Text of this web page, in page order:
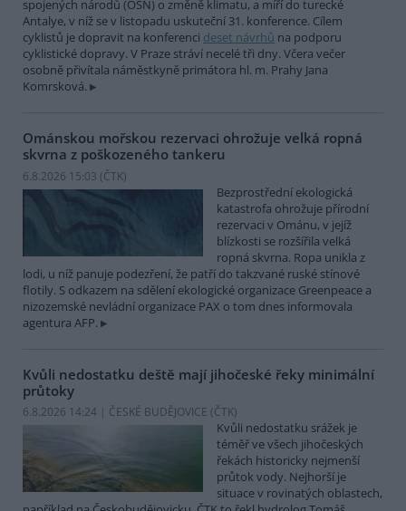
spojených národů (OSN) o změně klimatu, a míří do turecké
Antalye, v níž se v listopadu uskuteční 31. konference. Cílem
cyklistů je dopravit na konferenci deset návrhů na podporu
cyklistické dopravy. V Praze stráví necelé tři dny. Včera večer
osobně přivítala náměstkyně primátora hl. m. Prahy Jana
Komrsková.
Ománskou mořskou rezervaci ohrožuje velká ropná
skvrna z poškozeného tankeru
6.8.2026 15:03 (ČTK)
Bezprostřední ekologická
katastrofa ohrožuje přírodní
rezervaci v Ománu, v jejíž
blízkosti se rozšířila velká
ropná skvrna. Ropa unikla z
lodi, u níž panuje podezření, že patří do takzvané ruské stínové
flotily. S odkazem na sdělení ekologické organizace Greenpeace a
nizozemské nevládní organizace PAX o tom dnes informovala
agentura AFP.
Kvůli nedostatku deště mají jihočeské řeky minimální
průtoky
6.8.2026 14:24 | ČESKÉ BUDĚJOVICE (ČTK)
Kvůli nedostatku srážek je
téměř ve všech jihočeských
řekách historicky nejmenší
průtok vody. Nejhorší je
situace v rovinatých oblastech,